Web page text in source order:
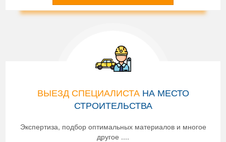
ВЫЕЗД СПЕЦИАЛИСТАНА МЕСТО
СТРОИТЕЛЬСТВА
Экспертиза, подбор оптимальных материалов и многое
другое ....